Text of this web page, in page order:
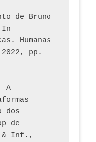
de Bruno
In
Humanas
pp.
A
dos
de
& Inf.,